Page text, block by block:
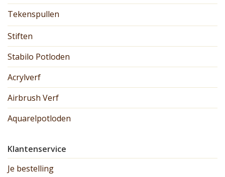
Tekenspullen
Stiften
Stabilo Potloden
Acrylverf
Airbrush Verf
Aquarelpotloden
Klantenservice
Je bestelling